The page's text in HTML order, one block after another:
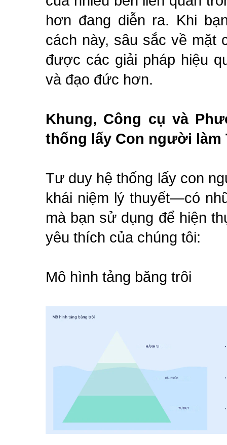
hơn đang diễn ra. Khi
cách này, sâu sắc về mặt
được các giải pháp hiệu
và đạo đức hơn.
Khung, Công cụ và
thống lấy Con người làm
Tư duy hệ thống lấy con
khái niệm lý thuyết—có
mà bạn sử dụng để hiện
yêu thích của chúng tôi:
Mô hình tảng băng trôi